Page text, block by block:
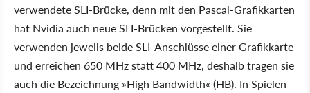
verwendete SLI-Brücke, denn mit den Pascal-Grafikkarten
hat Nvidia auch neue SLI-Brücken vorgestellt. Sie
verwenden jeweils beide SLI-Anschlüsse einer Grafikkarte
und erreichen 650 MHz statt 400 MHz, deshalb tragen sie
auch die Bezeichnung »High Bandwidth« (HB). In Spielen